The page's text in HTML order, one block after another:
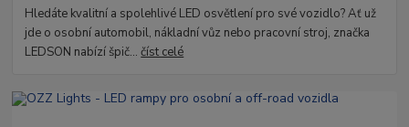
Hledáte kvalitní a spolehlivé LED osvětlení pro své vozidlo? Ať už
jde o osobní automobil, nákladní vůz nebo pracovní stroj, značka
LEDSON nabízí špič...číst celé